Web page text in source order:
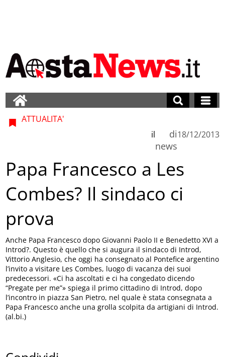
ATTUALITA'
di
news
il 18/12/2013
Papa Francesco a Les
Combes? Il sindaco ci
prova
Anche Papa Francesco dopo Giovanni Paolo II e Benedetto XVI a
Introd?. Questo è quello che si augura il sindaco di Introd,
Vittorio Anglesio, che oggi ha consegnato al Pontefice argentino
l’invito a visitare Les Combes, luogo di vacanza dei suoi
predecessori. «Ci ha ascoltati e ci ha congedato dicendo
“Pregate per me”» spiega il primo cittadino di Introd, dopo
l’incontro in piazza San Pietro, nel quale è stata consegnata a
Papa Francesco anche una grolla scolpita da artigiani di Introd.
(al.bi.)